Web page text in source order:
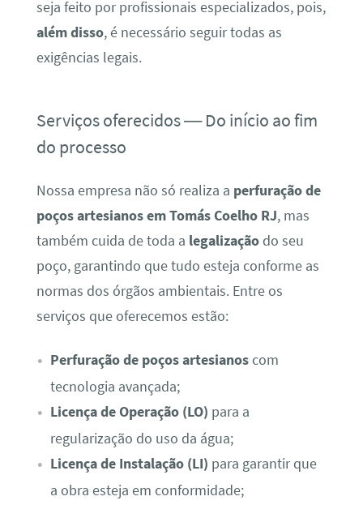
seja feito por profissionais especializados, pois,
além disso, é necessário seguir todas as
exigências legais.
Serviços oferecidos — Do início ao fim
do processo
Nossa empresa não só realiza a perfuração de
poços artesianos em Tomás Coelho RJ, mas
também cuida de toda a legalizaçãodo seu
poço, garantindo que tudo esteja conforme as
normas dos órgãos ambientais. Entre os
serviços que oferecemos estão:
Perfuração de poços artesianoscom
tecnologia avançada;
Licença de Operação (LO) para a
regularização do uso da água;
Licença de Instalação (LI) para garantir que
a obra esteja em conformidade;